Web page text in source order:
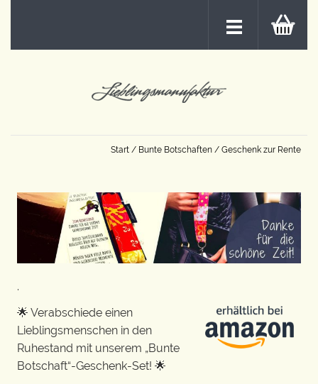
Start / Bunte Botschaften / Geschenk zur Rente
.
🌟 Verabschiede einen
Lieblingsmenschen in den
Ruhestand mit unserem „Bunte
Botschaft“-Geschenk-Set! 🌟